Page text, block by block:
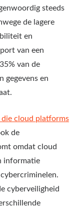
steeds
de lagere
en
van een
van de
gegevens en
cloud platforms
de
omdat cloud
informatie
cyberveiligheid